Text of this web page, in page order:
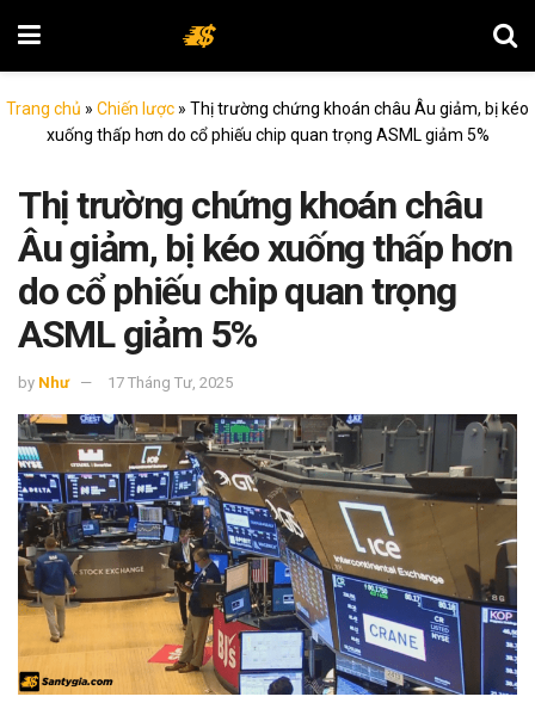
Trang chủ » Chiến lược » Thị trường chứng khoán châu Âu giảm, bị kéo
xuống thấp hơn do cổ phiếu chip quan trọng ASML giảm 5%
Thị trường chứng khoán châu
Âu giảm, bị kéo xuống thấp hơn
do cổ phiếu chip quan trọng
ASML giảm 5%
by Như 17 Tháng Tư, 2025